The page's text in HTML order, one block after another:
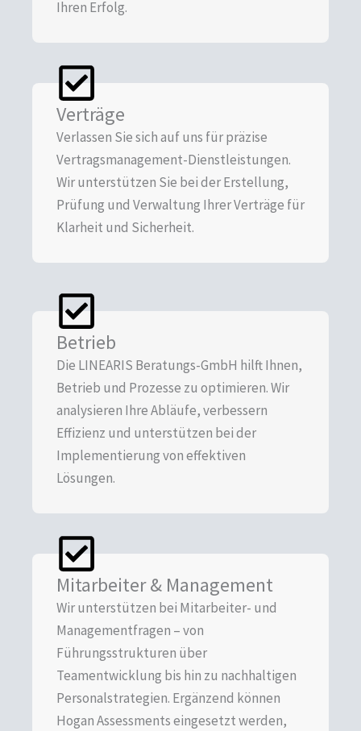
Ihren Erfolg.
Verträge​
Verlassen Sie sich auf uns für präzise
Vertragsmanagement-Dienstleistungen.
Wir unterstützen Sie bei der Erstellung,
Prüfung und Verwaltung Ihrer Verträge für
Klarheit und Sicherheit.
Betrieb
Die LINEARIS Beratungs-GmbH hilft Ihnen,
Betrieb und Prozesse zu optimieren. Wir
analysieren Ihre Abläufe, verbessern
Effizienz und unterstützen bei der
Implementierung von effektiven
Lösungen.
Mitarbeiter & Management
Wir unterstützen bei Mitarbeiter- und
Managementfragen – von
Führungsstrukturen über
Teamentwicklung bis hin zu nachhaltigen
Personalstrategien. Ergänzend können
Hogan Assessments eingesetzt werden,